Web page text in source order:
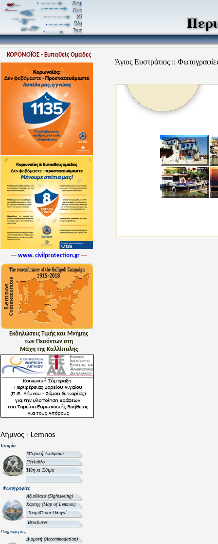
ΚΟΡΟΝΟΪΟΣ - Ευπαθείς Ομάδες
--- www. civilprotection.gr---
Εκδηλώσεις Τιμής και Μνήμης
των Πεσόντων στη
Μάχη της Καλλίπολης
Λήμνος - Lemnos
Ιστορία
Ιστορική Αναδρομή
Πένταθλο
Ήθη κι Έθιμα
Φωτογραφίες
Αξιοθέατα(Sightseeing)
Χάρτης(Map of Lemnos)
Τουριστικοί Οδηγοί
Brochures
Πληροφορίες
Διαμονή (Accommodation)
Άγιος Ευστράτιος ::